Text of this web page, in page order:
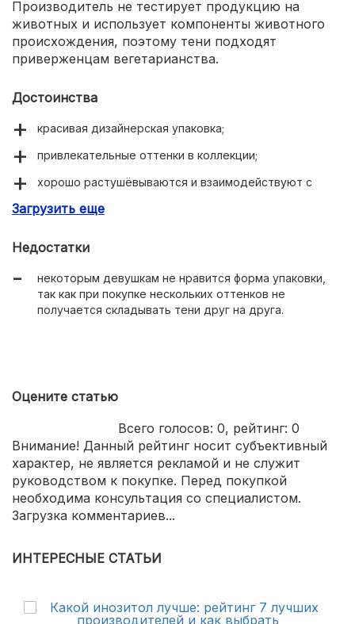
Производитель не тестирует продукцию на
животных и использует компоненты животного
происхождения, поэтому тени подходят
приверженцам вегетарианства.
Достоинства
красивая дизайнерская упаковка;
привлекательные оттенки в коллекции;
хорошо растушёвываются и взаимодействуют с
равномерно наносятся;
можно наслаивать без потери качества;
подходят для прорисовки стрелок.
Загрузить еще
Недостатки
некоторым девушкам не нравится форма упаковки,
так как при покупке нескольких оттенков не
получается складывать тени друг на друга.
Оцените статью
Всего голосов: 0, рейтинг: 0
Внимание! Данный рейтинг носит субъективный
характер, не является рекламой и не служит
руководством к покупке. Перед покупкой
необходима консультация со специалистом.
Загрузка комментариев...
ИНТЕРЕСНЫЕ СТАТЬИ